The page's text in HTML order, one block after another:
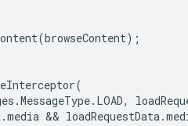
(browseContent);
(
.MessageType. LOAD,
.media && loadRequestData.